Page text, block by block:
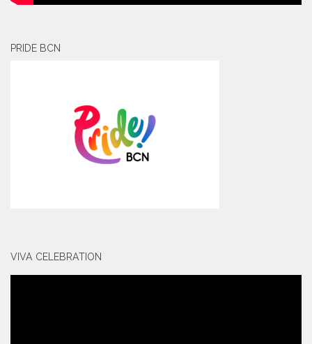
PRIDE BCN
VIVA CELEBRATION